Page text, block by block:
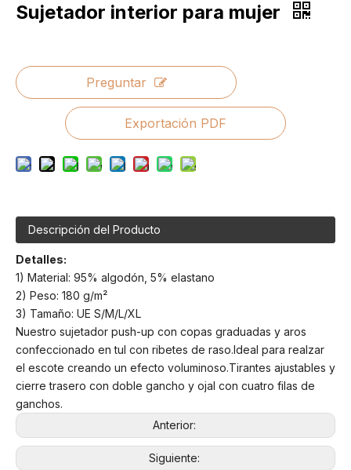
Sujetador interior para mujer
Preguntar
Exportación PDF
Descripción del Producto
Detalles:
1) Material: 95% algodón, 5% elastano
2) Peso: 180 g/m²
3) Tamaño: UE S/M/L/XL
Nuestro sujetador push-up con copas graduadas y aros
confeccionado en tul con ribetes de raso.Ideal para realzar
el escote creando un efecto voluminoso.Tirantes ajustables y
cierre trasero con doble gancho y ojal con cuatro filas de
ganchos.
Anterior:
Siguiente: